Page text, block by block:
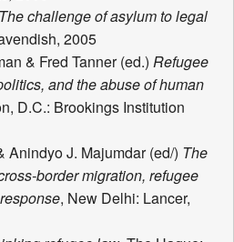
The challenge of asylum to legal
2005
& Fred Tanner (ed.) Refugee
and the abuse of human
D.C.: Brookings Institution
Anindyo J. Majumdar (ed/) The
border migration, refugee
, New Delhi: Lancer,